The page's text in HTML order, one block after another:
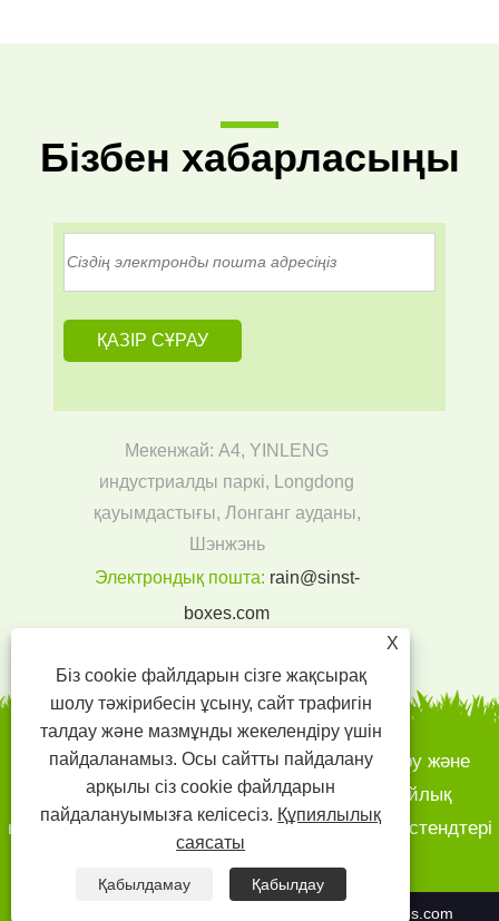
Бізбен хабарласыңы
Мекенжай: A4, YINLENG
индустриалды паркі, Longdong
қауымдастығы, Лонганг ауданы,
Шэнжэнь
Электрондық пошта: rain@sinst-
boxes.com
Авторлық құқық © 2022 SINST басып шығару және
буып-түю CO., LTD - қағаз қораптары, сыйлық
қораптары - қағаз қораптары, картон дисплей стендтері
X
Біз cookie файлдарын сізге жақсырақ
шолу тәжірибесін ұсыну, сайт трафигін
талдау және мазмұнды жекелендіру үшін
пайдаланамыз. Осы сайтты пайдалану
арқылы сіз cookie файлдарын
пайдалануымызға келісесіз. Құпиялылық
саясаты
Қабылдамау
Қабылдау
rain@sinst-boxes.com